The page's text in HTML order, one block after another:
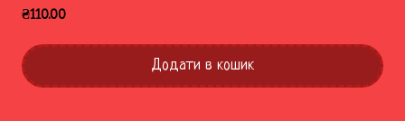
₴110.00
Додати в кошик